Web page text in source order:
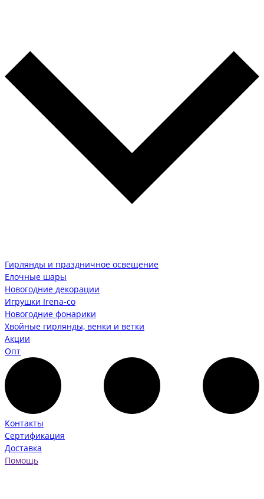
Гирлянды и праздничное освещение
Елочные шары
Новогодние декорации
Игрушки Irena-co
Новогодние фонарики
Хвойные гирлянды, венки и ветки
Акции
Опт
Контакты
Сертификация
Доставка
Помощь